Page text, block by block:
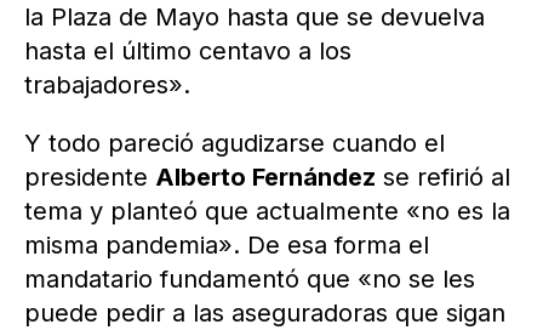
la Plaza de Mayo hasta que se devuelva
hasta el último centavo a los
trabajadores».
Y todo pareció agudizarse cuando el
presidente Alberto Fernández se refirió al
tema y planteó que actualmente «no es la
misma pandemia». De esa forma el
mandatario fundamentó que «no se les
puede pedir a las aseguradoras que sigan